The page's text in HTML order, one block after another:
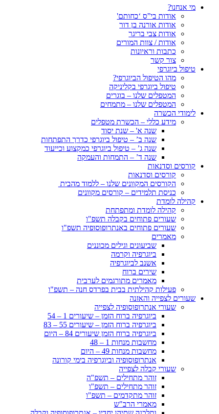
מי אנחנו?
אודות בי”ס ‘כחותם'
אודות אורנה בן דור
אודות צבי בריגר
אודות / צוות המורים
כתבות וראיונות
צור קשר
טיפול ביוגרפי
מהו הטיפול הביוגרפי?
טיפול ביוגרפי בקליניקה
המטפלים שלנו – בוגרים
המטפלים שלנו – מתמחים
לימודי הכשרה
מידע כללי – הכשרת מטפלים
שנה א' – שנת יסוד
שנה ב’ – טיפול ביוגרפי כדרך התפתחות
שנה ג’ – טיפול ביוגרפי כמקצוע וכייעוד
שנה ד’ – התמחות והעמקה
קורסים וסדנאות
קורסים וסדנאות
הקורסים המקוונים שלנו – ללמוד מהבית
כניסת תלמידים – קורסים מקוונים
קהילה לומדת
קהילה לומדת ומתפתחת
שעורים פתוחים בקבלה תשפ"ו
שעורים פתוחים באנתרופוסופיה תשפ"ו
מאמרים
שביעונים וגילים מכוננים
ביוגרפיה וקרמה
אשנב לביוגרפיה
שירים ברוח
מאמרים מתורגמים לערבית
פעילות קהילתית בבית בפרדס חנה – תשפ"ו
שעורים לצפייה והאזנה
שעורי אנתרופוסופיה לצפייה
ביוגרפיה ברוח הזמן – שיעורים 1 – 54
ביוגרפיה ברוח הזמן – שיעורים 55 – 83
ביוגרפיה ברוח הזמן שיעורים 84 – היום
מחשבות מנחות 1 – 48
מחשבות מנחות 49 – היום
אנתרופוסופיה וביוגרפיה בימי קורונה
שעורי קבלה לצפייה
זוהר מתחילים – תשפ"ה
זוהר מתחילים – תשפ"ו
זוהר מתקדמים – תשפ"ו
מאמרי הרב"ש